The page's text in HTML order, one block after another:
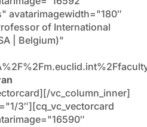
avatarimagewidth="180″
of International
| Belgium)"
vc_column_inner]
3″][cq_vc_vectorcard